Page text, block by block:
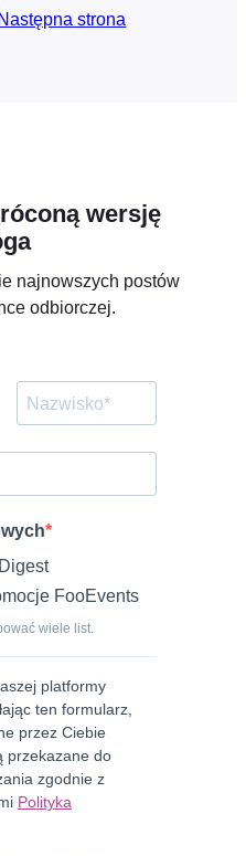
Listing Block. It
and…
strona
wersję
najnowszych postów
odbiorczej.
FooEvents
wiele list.
platformy
ten formularz,
przez Ciebie
przekazane do
zgodnie z
Polityka